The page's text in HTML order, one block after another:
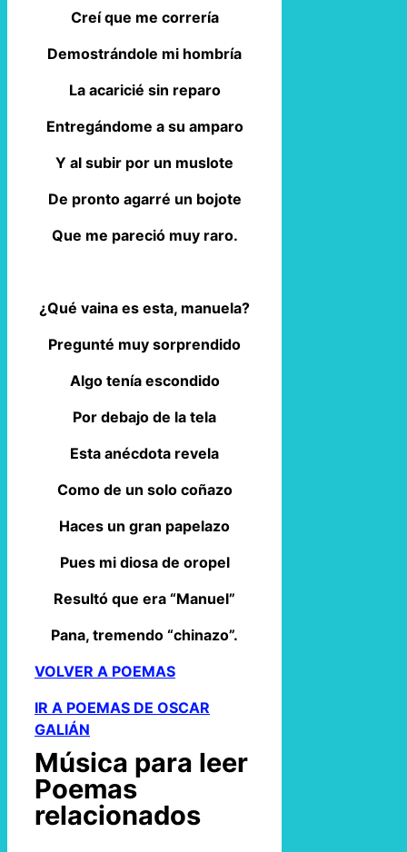
Creí que me correría
Demostrándole mi hombría
La acaricié sin reparo
Entregándome a su amparo
Y al subir por un muslote
De pronto agarré un bojote
Que me pareció muy raro.
¿Qué vaina es esta, manuela?
Pregunté muy sorprendido
Algo tenía escondido
Por debajo de la tela
Esta anécdota revela
Como de un solo coñazo
Haces un gran papelazo
Pues mi diosa de oropel
Resultó que era “Manuel”
Pana, tremendo “chinazo”.
VOLVER A POEMAS
IR A POEMAS DE OSCAR
GALIÁN
Música para leer
Poemas
relacionados